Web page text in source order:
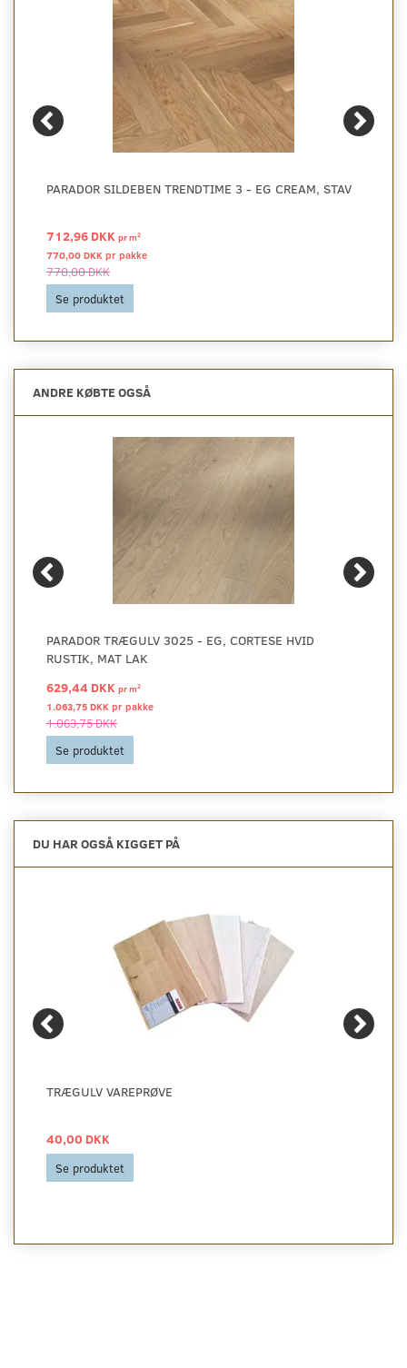
PARADOR SILDEBEN TRENDTIME 3 - EG CREAM, STAV
712,96 DKK prm2
770,00 DKK pr pakke
770,00 DKK
Se produktet
ANDRE KØBTE OGSÅ
PARADOR TRÆGULV 3025 - EG, CORTESE HVID
RUSTIK, MAT LAK
629,44 DKK prm2
1.063,75 DKK pr pakke
1.063,75 DKK
Se produktet
DU HAR OGSÅ KIGGET PÅ
TRÆGULV VAREPRØVE
40,00 DKK
Se produktet